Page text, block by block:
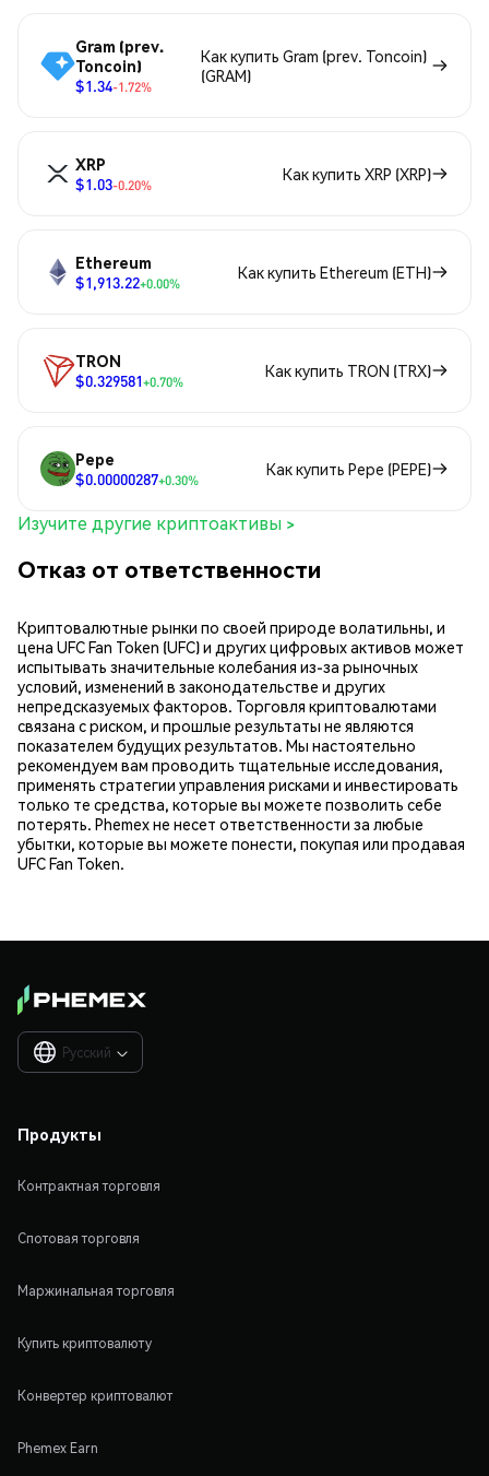
Gram (prev.
Toncoin)
$1.34-1.72%
Как купить Gram (prev. Toncoin)
(GRAM)
XRP
$1.03-0.20%
Как купить XRP (XRP)
Ethereum
$1,913.22+0.00%
Как купить Ethereum (ETH)
TRON
$0.329581+0.70%
Как купить TRON (TRX)
Pepe
$0.00000287+0.30%
Как купить Pepe (PEPE)
Изучите другие криптоактивы >
Отказ от ответственности
Криптовалютные рынки по своей природе волатильны, и
цена UFC Fan Token (UFC) и других цифровых активов может
испытывать значительные колебания из-за рыночных
условий, изменений в законодательстве и других
непредсказуемых факторов. Торговля криптовалютами
связана с риском, и прошлые результаты не являются
показателем будущих результатов. Мы настоятельно
рекомендуем вам проводить тщательные исследования,
применять стратегии управления рисками и инвестировать
только те средства, которые вы можете позволить себе
потерять. Phemex не несет ответственности за любые
убытки, которые вы можете понести, покупая или продавая
UFC Fan Token.
Русский 
Продукты
Контрактная торговля
Спотовая торговля
Маржинальная торговля
Купить криптовалюту
Конвертер криптовалют
Phemex Earn